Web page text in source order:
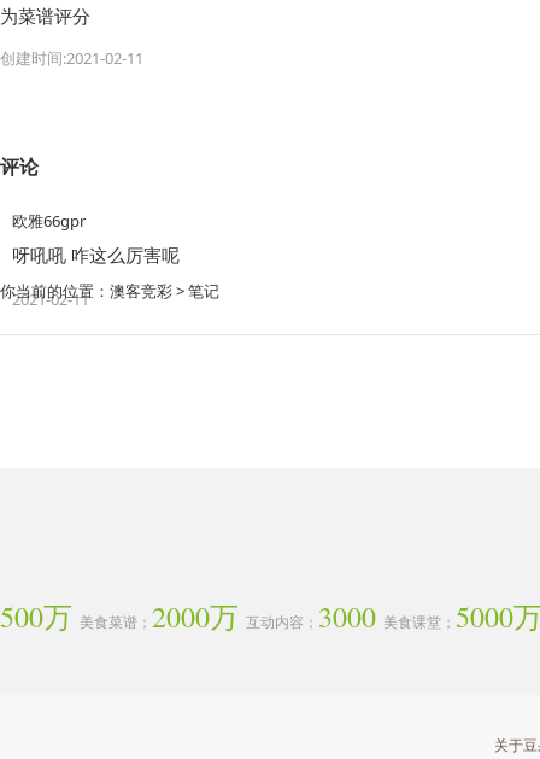
为菜谱评分
创建时间:2021-02-11
评论
欧雅66gpr
呀吼吼 咋这么厉害呢
2021-02-11
你当前的位置： 澳客竞彩>笔记
500万 美食菜谱； 2000万 互动内容； 3000 美食课堂； 5000
关于